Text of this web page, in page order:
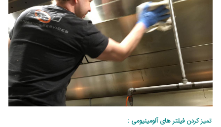
تمیز کردن فیلتر های آلومینیومی :